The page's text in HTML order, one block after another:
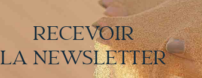
RECEVOIR
LA NEWSLETTER